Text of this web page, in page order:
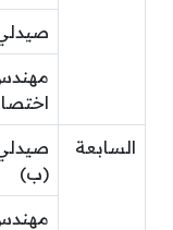
السابعة
(ب)